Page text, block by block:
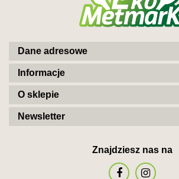
Dane adresowe
Informacje
O sklepie
Newsletter
Znajdziesz nas na